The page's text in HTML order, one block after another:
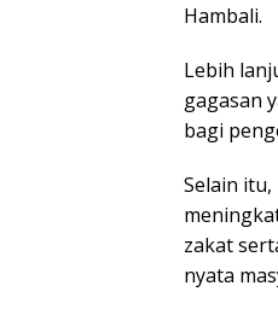
Hambali.
Lebih
gagasan
bagi
Selain
zakat
nyata